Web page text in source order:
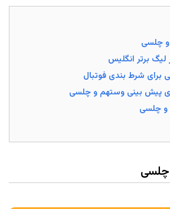
چلسی
برتر انگلیس
برای شرط بندی فوتبال
پیش بینی وستهم و چلسی
و چلسی
چلسی